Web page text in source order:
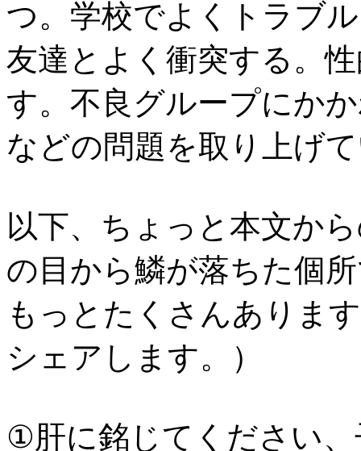
つ。学校でよくトラブ
友達とよく衝突する。
す。不良グループにか
などの問題を取り上げ
以下、ちょっと本文か
の目から鱗が落ちた個
もっとたくさんありま
シェアします。）
①肝に銘じてください